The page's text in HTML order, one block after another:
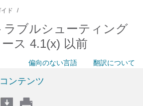
ド
ラブルシューティング
ス 4.1(x) 以前
偏向のない言語 翻訳について
ンテンツ